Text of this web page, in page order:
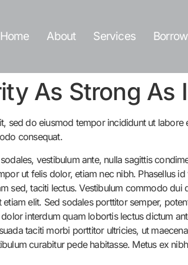
Home About Services
As Strong As
sed do eiusmod tempor incididunt ut
consequat.
vestibulum ante, nulla sagittis
ut felis dolor, etiam nec nibh. Phasellus
sed, taciti lectus. Vestibulum commodo
elit. Sed sodales porttitor semper,
interdum quam lobortis lectus dictum
taciti morbi porttitor ultricies, ut
curabitur pede habitasse. Metus ex